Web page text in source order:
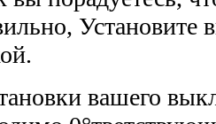
Установите
вашего